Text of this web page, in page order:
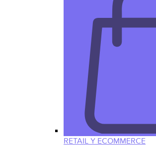
RETAIL Y ECOMMERCE